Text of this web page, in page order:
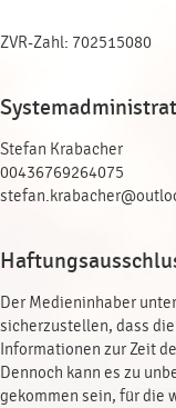
ZVR-Zahl: 702515080
Stefan Krabacher
00436769264075
Der Medieninhaber
sicherzustellen, dass
Informationen zur Zeit
Dennoch kann es zu
gekommen sein, für die